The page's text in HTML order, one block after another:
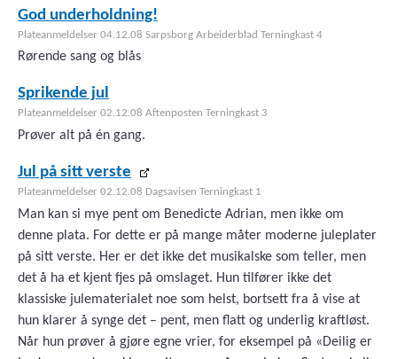
God underholdning!
Plateanmeldelser 04.12.08 Sarpsborg Arbeiderblad Terningkast 4
Rørende sang og blås
Sprikende jul
Plateanmeldelser 02.12.08 Aftenposten Terningkast 3
Prøver alt på én gang.
Jul på sitt verste
Plateanmeldelser 02.12.08 Dagsavisen Terningkast 1
Man kan si mye pent om Benedicte Adrian, men ikke om
denne plata. For dette er på mange måter moderne juleplater
på sitt verste. Her er det ikke det musikalske som teller, men
det å ha et kjent fjes på omslaget. Hun tilfører ikke det
klassiske julematerialet noe som helst, bortsett fra å vise at
hun klarer å synge det – pent, men flatt og underlig kraftløst.
Når hun prøver å gjøre egne vrier, for eksempel på «Deilig er